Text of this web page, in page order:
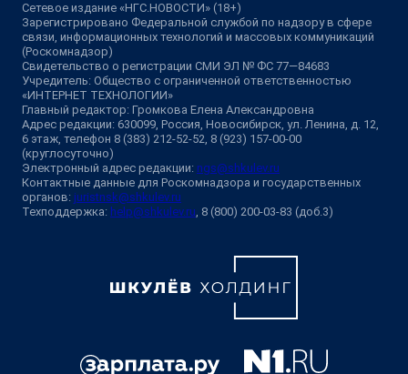
Сетевое издание «НГС.НОВОСТИ» (18+)
Зарегистрировано Федеральной службой по надзору в сфере
связи, информационных технологий и массовых коммуникаций
(Роскомнадзор)
Свидетельство о регистрации СМИ ЭЛ № ФС 77—84683
Учредитель: Общество с ограниченной ответственностью
«ИНТЕРНЕТ ТЕХНОЛОГИИ»
Главный редактор: Громкова Елена Александровна
Адрес редакции: 630099, Россия, Новосибирск, ул. Ленина, д. 12,
6 этаж, телефон 8 (383) 212-52-52, 8 (923) 157-00-00
(круглосуточно)
Электронный адрес редакции: ngs@shkulev.ru
Контактные данные для Роскомнадзора и государственных
органов: juristnsk@shkulev.ru
Техподдержка: help@shkulev.ru, 8 (800) 200-03-83 (доб.3)